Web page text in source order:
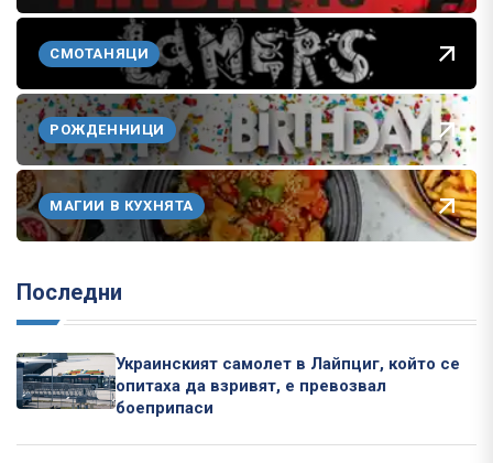
СМОТАНЯЦИ
РОЖДЕННИЦИ
МАГИИ В КУХНЯТА
Последни
Украинският самолет в Лайпциг, който се
опитаха да взривят, е превозвал
боеприпаси